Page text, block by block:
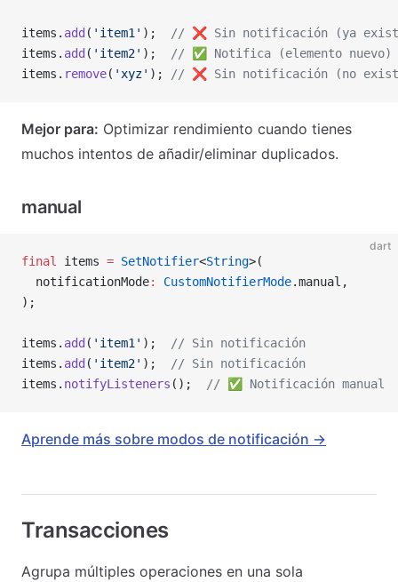
items. add ( 'item1' );
// ❌️ Sin notificación (ya
items. add ( 'item2' );
// ✅ Notifica (elemento nuevo)
items. remove( 'xyz' ); // ❌️ Sin notificación (no
Mejor para: Optimizar rendimiento cuando tienes
muchos intentos de añadir/eliminar duplicados.
manual
dart
final items = SetNotifier<String>(
  notificationMode
: CustomNotifierMode.manual,
);
items. add ( 'item1' );
// Sin notificación
items. add ( 'item2' );
// Sin notificación
items. notifyListeners (); // ✅ Notificación manual
Aprende más sobre modos de notificación →
Transacciones
Agrupa múltiples operaciones en una sola